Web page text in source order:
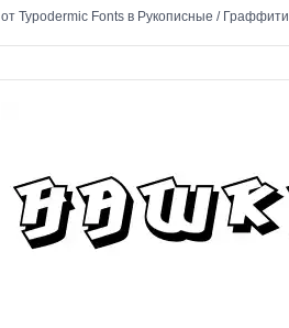
от Typodermic Fonts в Рукописные / Граффити